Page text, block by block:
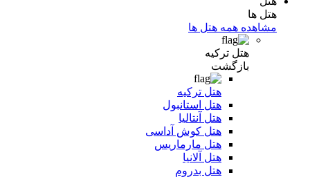
هتل ها
مشاهده همه هتل ها
هتل ترکیه
بازگشت
هتل ترکیه
هتل استانبول
هتل آنتالیا
هتل کوش آداسی
هتل مارماریس
هتل آلانیا
هتل بدروم